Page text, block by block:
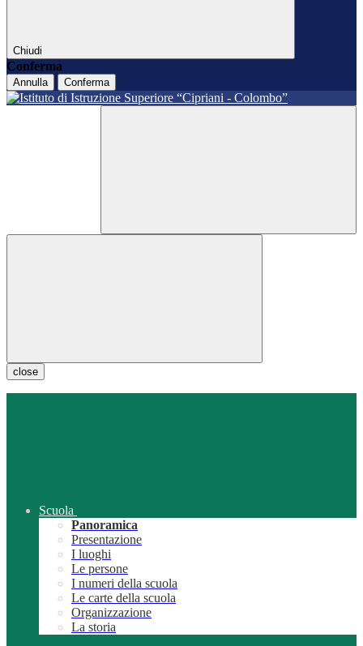
Chiudi
Conferma
Annulla Conferma
close
Scuola
Panoramica
Presentazione
I luoghi
Le persone
I numeri della scuola
Le carte della scuola
Organizzazione
La storia